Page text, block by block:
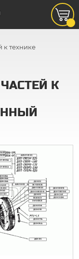
к технике
К
001
040
8105А
8106А
80205С9
36-1005125
36-1005121
025А
Д03-025А
025А
Д03-017А
А23.01-81-65
Д03-С02Ж
Д03-С02Г
Д65-1005120-В
Д65-1005120
Д65-1105115-В
Д65-1005115
А26.10.000
Д03-016А
Д03-015
Д03-013
Д03-012
Д03-011Ж
Д03-011Е